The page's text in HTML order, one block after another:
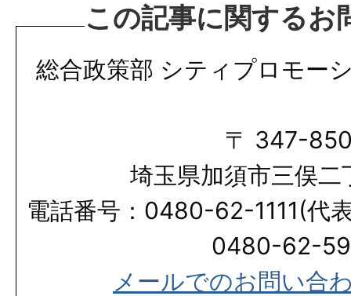
この記事に関するお
総合政策部 シティプロモー
〒 347-
埼玉県加須市三俣二
電話番号：0480-62-1111(代
0480-62-
メールでのお問い合